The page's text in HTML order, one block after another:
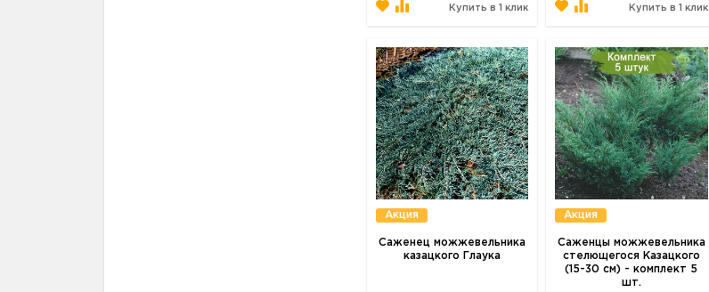
Купить в 1 клик Купить в 1 клик
Акция
Саженец можжевельника
казацкого Глаука
Акция
Саженцы можжевельника
стелющегося Казацкого
(15-30 см) - комплект 5
шт.